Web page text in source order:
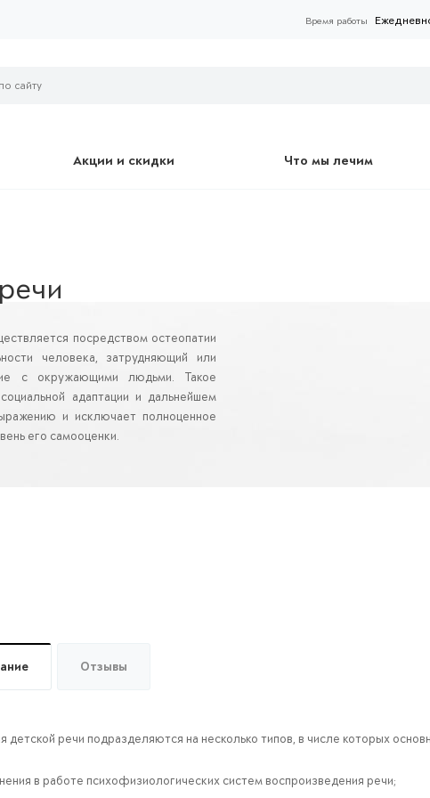
Время работы
Акции и скидки Что мы лечим
посредством остеопатии
человека, затрудняющий или
с окружающими людьми. Такое
адаптации и дальнейшем
и исключает полноценное
его самооценки.
Отзывы
детской речи подразделяются на несколько типов, в числе которых
в работе психофизиологических систем воспроизведения речи;